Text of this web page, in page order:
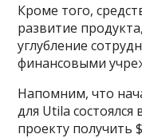
Кроме того,
развитие
углубление
финансовыми
Напомним, что
для Utila
проекту получить